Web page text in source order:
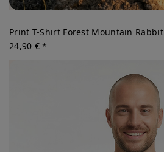
Print T-Shirt Forest Mountain Rabbit
24,90 € *